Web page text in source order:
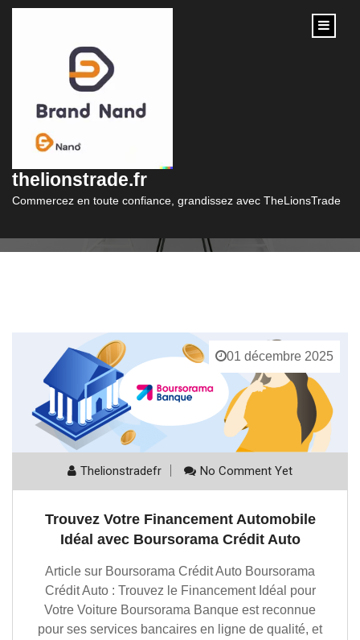
content
thelionstrade.fr
Commercez en toute confiance, grandissez avec TheLionsTrade
01 décembre 2025
Thelionstradefr No Comment Yet
Trouvez Votre Financement Automobile
Idéal avec Boursorama Crédit Auto
Article sur Boursorama Crédit Auto Boursorama
Crédit Auto : Trouvez le Financement Idéal pour
Votre Voiture Boursorama Banque est reconnue
pour ses services bancaires en ligne de qualité, et